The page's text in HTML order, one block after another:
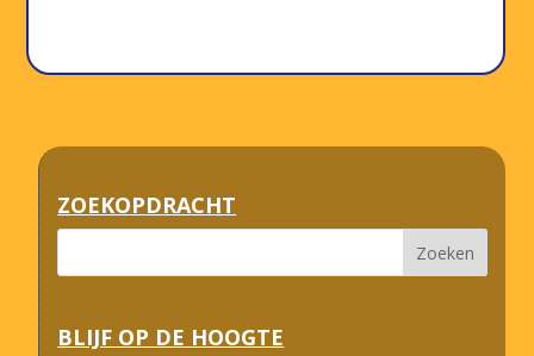
ZOEKOPDRACHT
BLIJF OP DE HOOGTE